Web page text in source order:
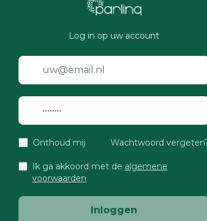
Log in op uw account
Onthoud mij Wachtwoord
Ik ga akkoord met de algemene
voorwaarden
Inloggen